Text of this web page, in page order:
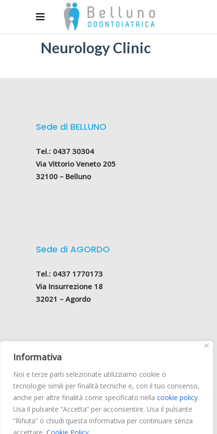
Informativa
Noi e terze parti selezionate utilizziamo cookie o
tecnologie simili per finalità tecniche e, con il tuo consenso,
anche per altre finalità come specificato nella cookie policy.
Usa il pulsante “Accetta” per acconsentire. Usa il pulsante
“Rifiuta” o chiudi questa informativa per continuare senza
Neurology Clinic
Sede di BELLUNO
Tel.: 0437 30304
Via Vittorio Veneto 205
32100 – Belluno
Sede di AGORDO
Tel.: 0437 1770173
Via Insurrezione 18
32021 – Agordo
Belluno Odontoiatrica S.r.l
Via Vittorio Veneto, 205 – 32100 Belluno
Reg. Impr. BL 01129220255
Cap. Soc. € 15.000 i.v. –Privacy Policy